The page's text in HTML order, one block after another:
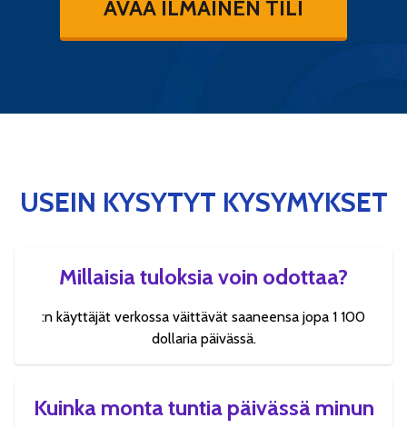
AVAA ILMAINEN TILI
USEIN KYSYTYT KYSYMYKSET
Millaisia tuloksia voin odottaa?
:n käyttäjät verkossa väittävät saaneensa jopa 1 100
dollaria päivässä.
Kuinka monta tuntia päivässä minun